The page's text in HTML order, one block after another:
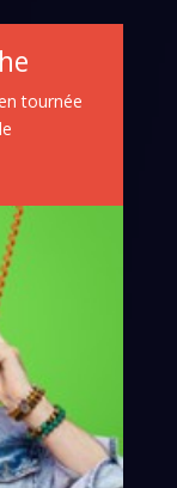
tournée